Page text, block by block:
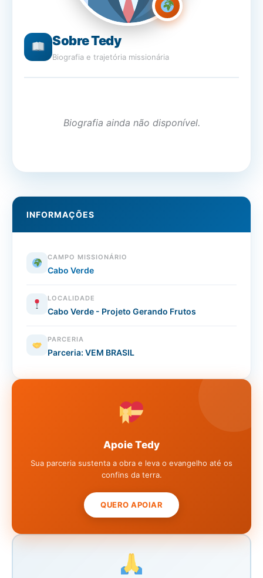
Sobre Tedy
Biografia e trajetória missionária
Biografia ainda não disponível.
INFORMAÇÕES
CAMPO MISSIONÁRIO
Cabo Verde
LOCALIDADE
Cabo Verde - Projeto Gerando Frutos
PARCERIA
Parceria: VEM BRASIL
Apoie Tedy
Sua parceria sustenta a obra e leva o evangelho até os
confins da terra.
QUERO APOIAR